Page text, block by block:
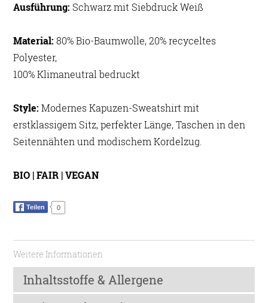
Ausführung: Schwarz mit Siebdruck Weiß
Material: 80% Bio-Baumwolle, 20% recyceltes
Polyester,
100% Klimaneutral bedruckt
Style: Modernes Kapuzen-Sweatshirt mit
erstklassigem Sitz, perfekter Länge, Taschen in den
Seitennähten und modischem Kordelzug.
BIO | FAIR | VEGAN
Teilen 0
Weitere Informationen
Inhaltsstoffe & Allergene